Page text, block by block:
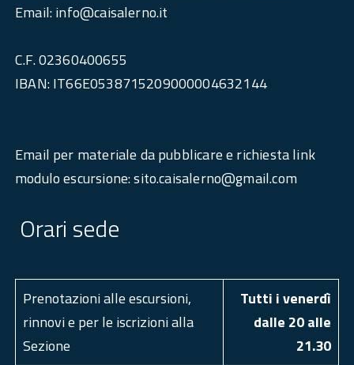
Email: info@caisalerno.it
C.F. 02360400655
IBAN: IT66E0538715209000004632144
Email per materiale da pubblicare e richiesta link
modulo escursione: sito.caisalerno@gmail.com
Orari sede
Prenotazioni alle escursioni,
rinnovi e per le iscrizioni alla
Sezione
Tutti i venerdì
dalle 20 alle
21.30